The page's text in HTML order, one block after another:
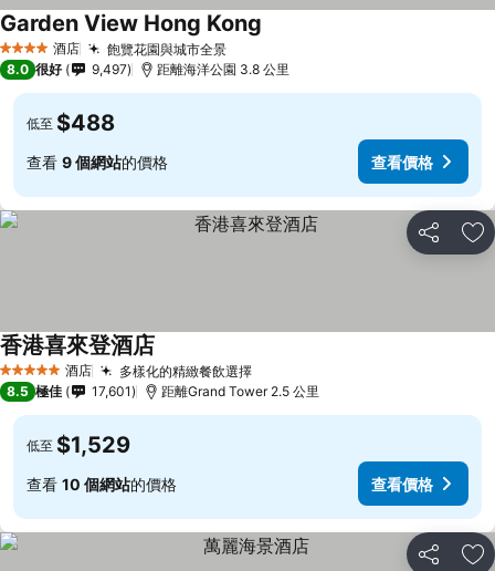
4 星級 酒店 飽覽花園與城市全景
Garden View Hong Kong
8.0 很好 9,497 距離海洋公園 3.8 公里
低至 $488
查看 9 個網站的價格 查看價格
分享 放
5 星級 酒店 多樣化的精緻餐飲選擇
香港喜來登酒店
8.5 極佳 17,601 距離Grand Tower 2.5 公里
低至 $1,529
查看 10 個網站的價格 查看價格
分享 放